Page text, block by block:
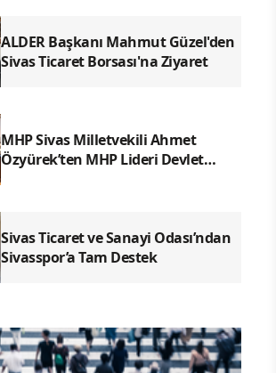
ALDER Başkanı Mahmut Güzel'den
Sivas Ticaret Borsası'na Ziyaret
MHP Sivas Milletvekili Ahmet
Özyürek’ten MHP Lideri Devlet
Sivas Ticaret ve Sanayi Odası’ndan
Sivasspor’a Tam Destek